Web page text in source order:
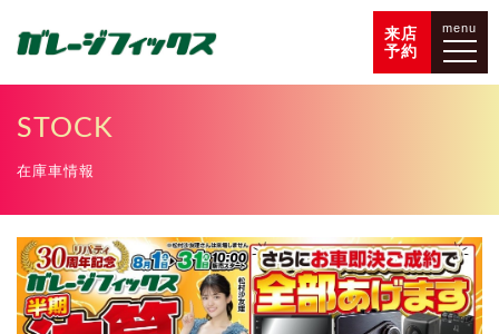
来店
予約
menu
STOCK
在庫車情報